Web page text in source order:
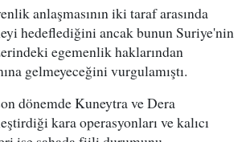
anlaşmasının iki taraf arasında
hedeflediğini ancak bunun Suriye'nin
egemenlik haklarından
gelmeyeceğini vurgulamıştı.
dönemde Kuneytra ve Dera
kara operasyonları ve kalıcı